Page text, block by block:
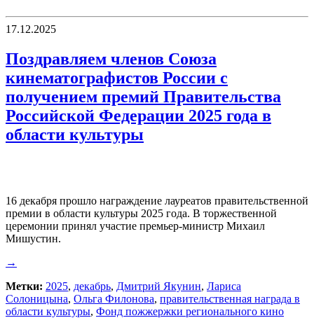
17.12.2025
Поздравляем членов Союза
кинематографистов России с
получением премий Правительства
Российской Федерации 2025 года в
области культуры
16 декабря прошло награждение лауреатов правительственной
премии в области культуры 2025 года. В торжественной
церемонии принял участие премьер-министр Михаил
Мишустин.
→
Метки: 2025, декабрь, Дмитрий Якунин, Лариса
Солоницына, Ольга Филонова, правительственная награда в
области культуры, Фонд пожжержки регионального кино